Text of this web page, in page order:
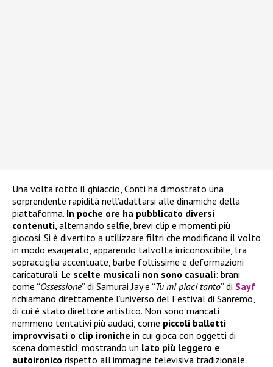
Una volta rotto il ghiaccio, Conti ha dimostrato una
sorprendente rapidità nell’adattarsi alle dinamiche della
piattaforma. In poche ore ha pubblicato diversi
contenuti, alternando selfie, brevi clip e momenti più
giocosi. Si è divertito a utilizzare filtri che modificano il volto
in modo esagerato, apparendo talvolta irriconoscibile, tra
sopracciglia accentuate, barbe foltissime e deformazioni
caricaturali. Le scelte musicali non sono casuali: brani
come “Ossessione” di Samurai Jay e “Tu mi piaci tanto” di Sayf
richiamano direttamente l’universo del Festival di Sanremo,
di cui è stato direttore artistico. Non sono mancati
nemmeno tentativi più audaci, come piccoli balletti
improvvisati o clip ironiche in cui gioca con oggetti di
scena domestici, mostrando un lato più leggero e
autoironico rispetto all’immagine televisiva tradizionale.